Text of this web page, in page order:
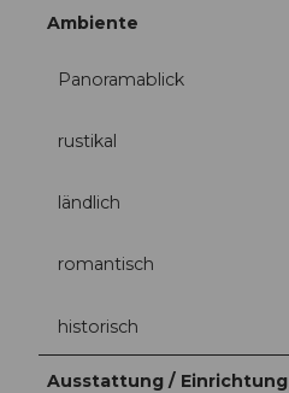
Ambiente
Panoramablick
rustikal
ländlich
romantisch
historisch
Ausstattung / Einrichtung